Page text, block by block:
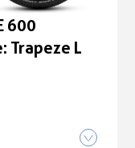
600
Trapeze L